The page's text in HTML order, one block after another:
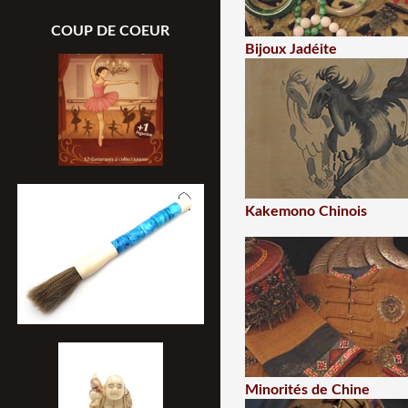
COUP DE COEUR
Bijoux Jadéite
Kakemono Chinois
Minorités de Chine